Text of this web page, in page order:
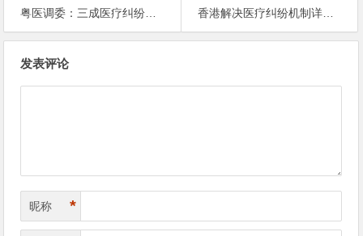
粤医调委：三成医疗纠纷为医闹
香港解决医疗纠纷机制详解:医院多主动公布事故
发表评论
昵称 *